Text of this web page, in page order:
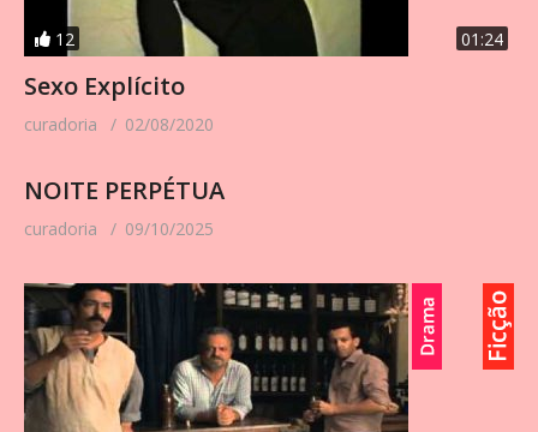
12 01:24
Sexo Explícito
curadoria 02/08/2020
NOITE PERPÉTUA
curadoria 09/10/2025